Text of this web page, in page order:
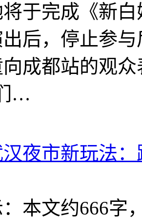
于完成《新
后，停止参
成都站的观
…
夜市新玩法
本文约666字